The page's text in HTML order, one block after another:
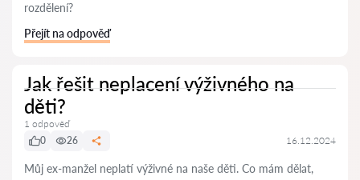
rozdělení?
Přejít na odpověď
Jak řešit neplacení výživného na
děti?
1 odpověď
0
26 16.12.2024
Můj ex-manžel neplatí výživné na naše děti. Co mám dělat,